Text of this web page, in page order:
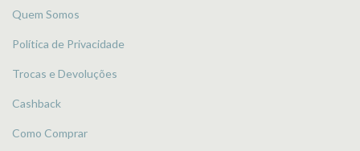
Quem Somos
Política de Privacidade
Trocas e Devoluções
Cashback
Como Comprar